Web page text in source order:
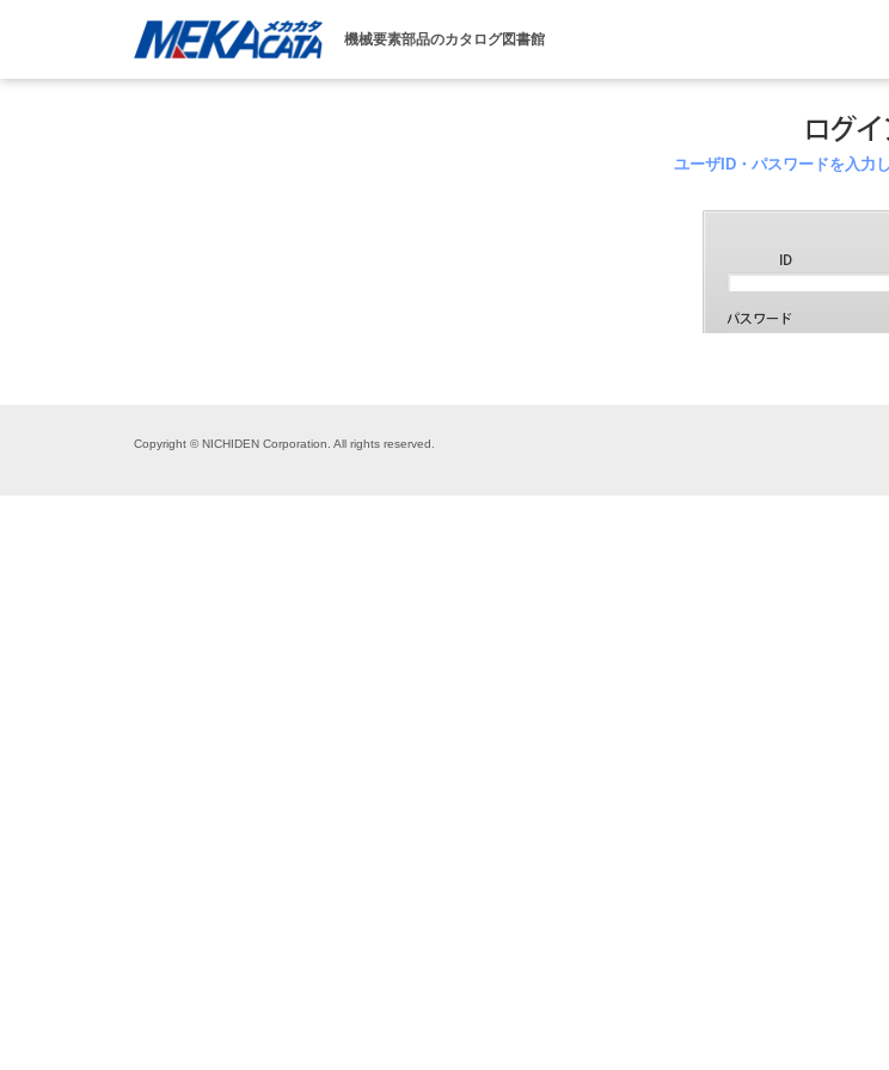
機械要素部品のカタログ図書館
ユーザID・パスワードを入力
Copyright © NICHIDEN Corporation. All rights reserved.